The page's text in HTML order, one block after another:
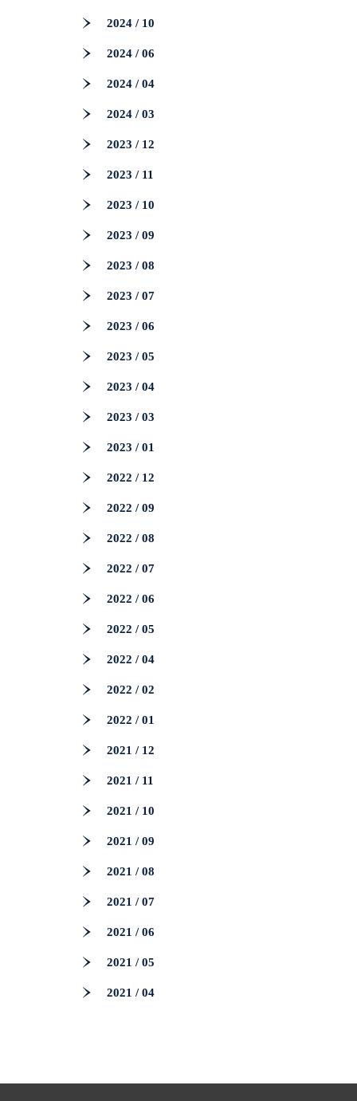
2024 / 10
2024 / 06
2024 / 04
2024 / 03
2023 / 12
2023 / 11
2023 / 10
2023 / 09
2023 / 08
2023 / 07
2023 / 06
2023 / 05
2023 / 04
2023 / 03
2023 / 01
2022 / 12
2022 / 09
2022 / 08
2022 / 07
2022 / 06
2022 / 05
2022 / 04
2022 / 02
2022 / 01
2021 / 12
2021 / 11
2021 / 10
2021 / 09
2021 / 08
2021 / 07
2021 / 06
2021 / 05
2021 / 04